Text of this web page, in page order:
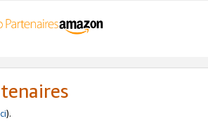
).